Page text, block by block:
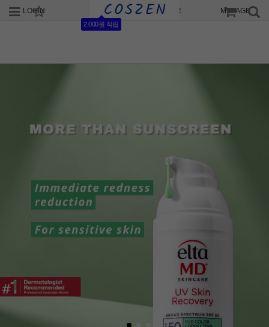
LOGIN JOIN
2,000원 적립
ORDER MYPAGE